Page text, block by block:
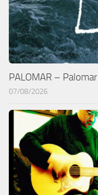
PALOMAR – Palomar
07/08/2026